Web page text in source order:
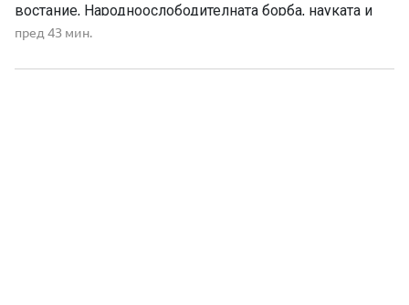
востание, Народноослободителната борба, науката и
современата македонска уметност. 1903 – Европскиот
1903 година европската јавност ги добила првите
пред 43 мин.